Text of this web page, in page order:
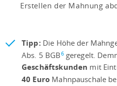
Erstellen der Mahnung
Tipp:Die Höhe der
Abs. 5 BGB6geregelt.
Geschäftskunden mit
40 Euro Mahnpauschale